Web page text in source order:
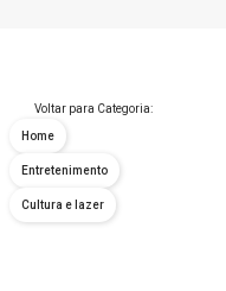
Voltar para Categoria:
Home
Entretenimento
Cultura e lazer